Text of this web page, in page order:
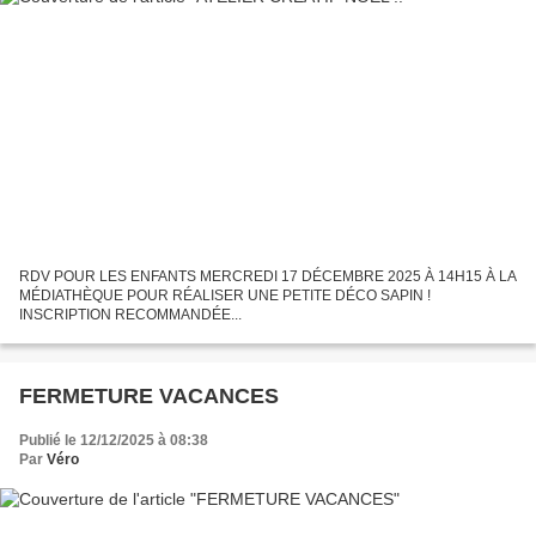
RDV POUR LES ENFANTS MERCREDI 17 DÉCEMBRE 2025 À 14H15 À LA
MÉDIATHÈQUE POUR RÉALISER UNE PETITE DÉCO SAPIN !
INSCRIPTION RECOMMANDÉE...
FERMETURE VACANCES
Publié le 12/12/2025 à 08:38
Par Véro